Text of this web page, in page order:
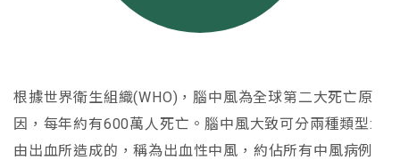
根據世界衛生組織(WHO)，腦中風為全球第二大死亡原
因，每年約有600萬人死亡。腦中風大致可分兩種類型:
由出血所造成的，稱為出血性中風，約佔所有中風病例